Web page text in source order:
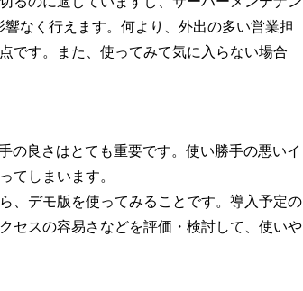
なく行えます。何より、外出の多い営業担
です。また、使ってみて気に入らない場合
の良さはとても重要です。使い勝手の悪いイ
てしまいます。
、デモ版を使ってみることです。導入予定の
セスの容易さなどを評価・検討して、使いや